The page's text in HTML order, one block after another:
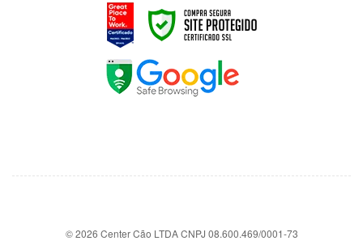
© 2026 Center Cão LTDA CNPJ 08.600.469/0001-73